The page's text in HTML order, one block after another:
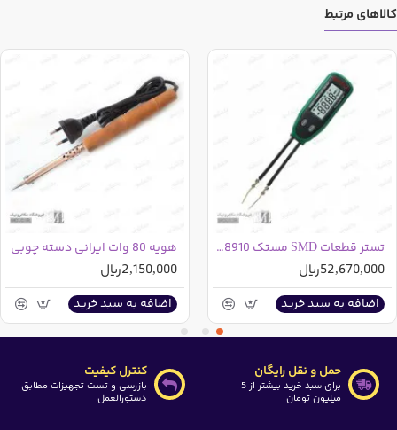
کالاهای مرتبط
تستر قطعات SMD مستک MS8910
52,670,000ریال
اضافه به سبد خرید
هویه 80 وات ایرانی دسته چوبی
2,150,000ریال
اضافه به سبد خرید
حمل و نقل رایگان
برای سبد خرید بیشتر از 5
میلیون تومان
کنترل کیفیت
بازرسی و تست تجهیزات مطابق
دستورالعمل